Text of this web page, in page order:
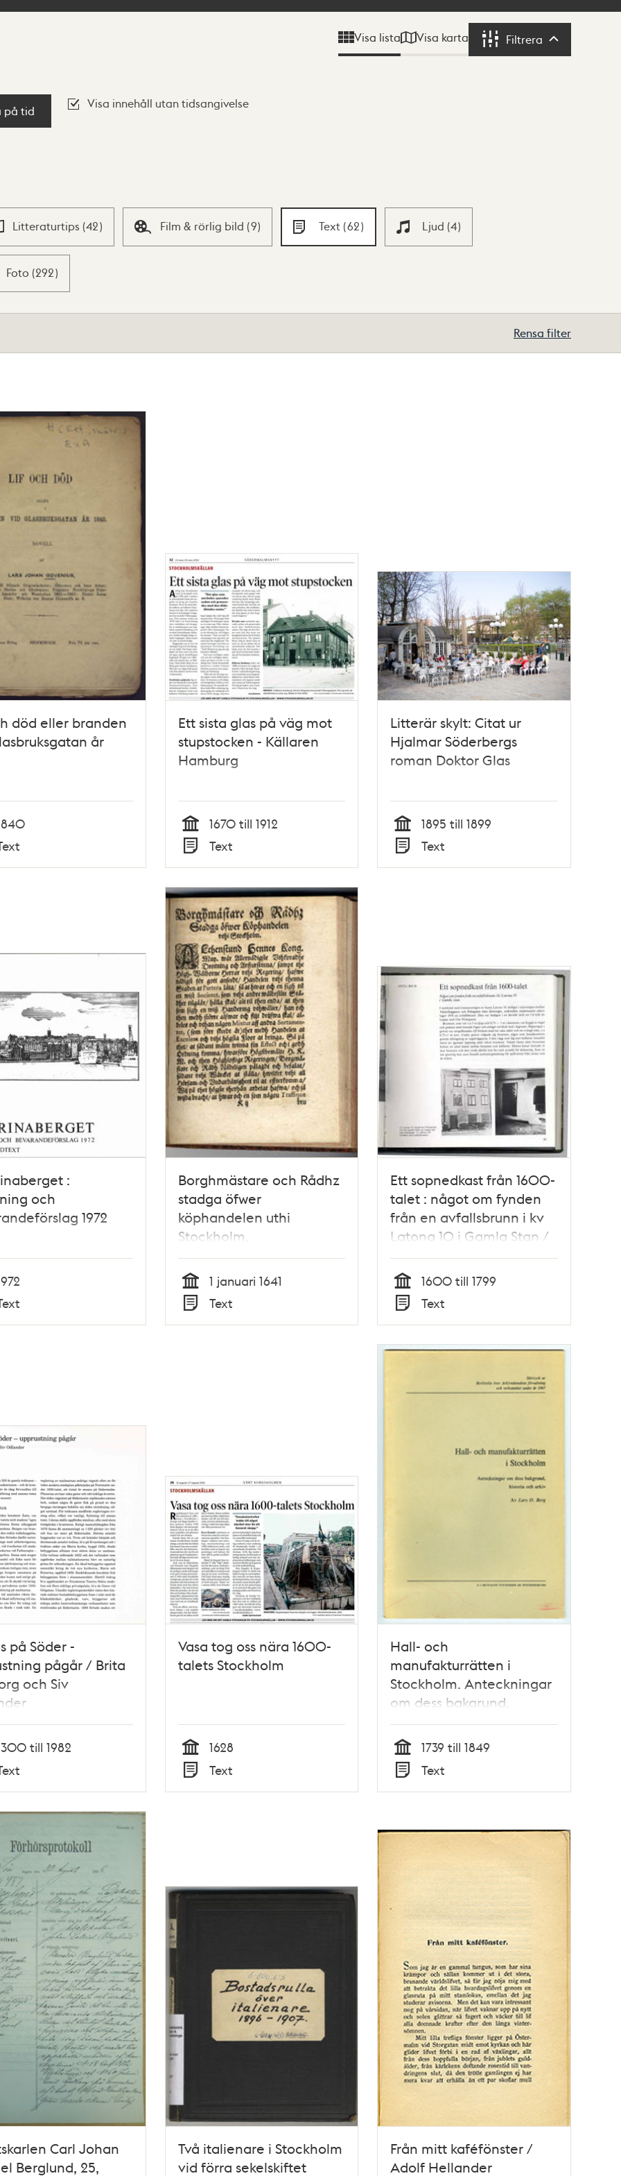
Visa lista Visa karta Filtrera Filtrera
på tid
Visa innehåll utan tidsangivelse
Litteraturtips (42) Film & rörlig bild (9) Text (62) Ljud (4)
Foto (292)
Rensa filter
död eller branden
år
Ett sista glas på väg mot
stupstocken - Källaren
Hamburg
Tid
1670 till 1912
Typ
Text
Litterär skylt: Citat ur
Hjalmar Söderbergs
roman Doktor Glas
Tid
1895 till 1899
Typ
Text
:
och
1972
Borghmästare och Rådhz
stadga öfwer
köphandelen uthi
Stockholm.
Tid
1 januari 1641
Typ
Text
Ett sopnedkast från 1600-
talet : något om fynden
från en avfallsbrunn i kv
Latona 10 i Gamla Stan /
Anita Biuw
Tid
1600 till 1799
Typ
Text
på Söder -
pågår / Brita
och Siv
till 1982
Vasa tog oss nära 1600-
talets Stockholm
Tid
1628
Typ
Text
Hall- och
manufakturrätten i
Stockholm. Anteckningar
om dess bakgrund,
historia och arkiv
Tid
1739 till 1849
Typ
Text
Carl Johan
Berglund, 25,
Två italienare i Stockholm
vid förra sekelskiftet
Från mitt kaféfönster /
Adolf Hellander